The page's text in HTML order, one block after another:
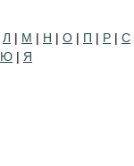
Л | М | Н | О | П | Р | С
Ю | Я